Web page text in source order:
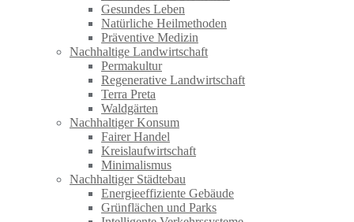
Gesundes Leben
Natürliche Heilmethoden
Präventive Medizin
Nachhaltige Landwirtschaft
Permakultur
Regenerative Landwirtschaft
Terra Preta
Waldgärten
Nachhaltiger Konsum
Fairer Handel
Kreislaufwirtschaft
Minimalismus
Nachhaltiger Städtebau
Energieeffiziente Gebäude
Grünflächen und Parks